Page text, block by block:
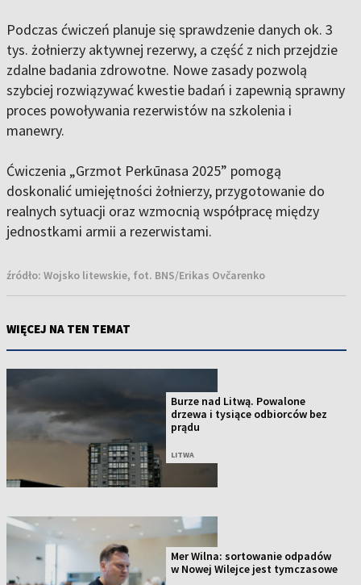
Podczas ćwiczeń planuje się sprawdzenie danych ok. 3
tys. żołnierzy aktywnej rezerwy, a część z nich przejdzie
zdalne badania zdrowotne. Nowe zasady pozwolą
szybciej rozwiązywać kwestie badań i zapewnią sprawny
proces powoływania rezerwistów na szkolenia i
manewry.
Ćwiczenia „Grzmot Perkūnasa 2025” pomogą
doskonalić umiejętności żołnierzy, przygotowanie do
realnych sytuacji oraz wzmocnią współpracę między
jednostkami armii a rezerwistami.
źródło: Wojsko litewskie, fot. BNS/Erikas Ovčarenko
WIĘCEJ NA TEN TEMAT
Burze nad Litwą. Powalone
drzewa i tysiące odbiorców bez
prądu
LITWA
Mer Wilna: sortowanie odpadów
w Nowej Wilejce jest tymczasowe